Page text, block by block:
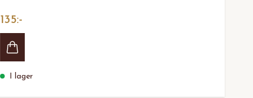
135:-
I lager